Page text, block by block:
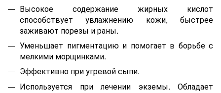
Высокое содержание жирных кислот
способствует увлажнению кожи, быстрее
заживают порезы и раны.
Уменьшает пигментацию и помогает в борьбе с
мелкими морщинками.
Эффективно при угревой сыпи.
Используется при лечении экземы. Обладает